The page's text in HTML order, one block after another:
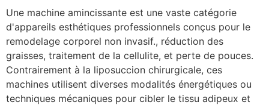
Une machine amincissante est une vaste catégorie
d'appareils esthétiques professionnels conçus pour le
remodelage corporel non invasif., réduction des
graisses, traitement de la cellulite, et perte de pouces.
Contrairement à la liposuccion chirurgicale, ces
machines utilisent diverses modalités énergétiques ou
techniques mécaniques pour cibler le tissu adipeux et